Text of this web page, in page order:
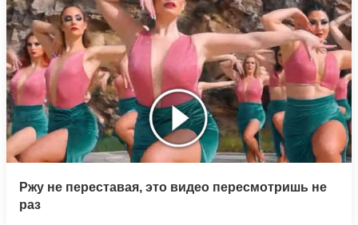
Ржу не переставая, это видео пересмотришь не
раз